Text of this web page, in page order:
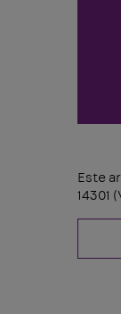
Este
14301